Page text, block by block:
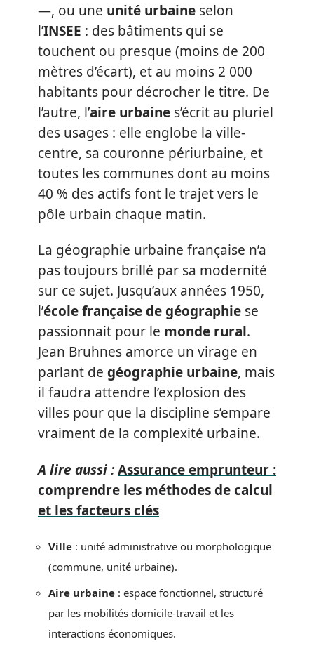
—, ou une unité urbaine selon
l’INSEE : des bâtiments qui se
touchent ou presque (moins de 200
mètres d’écart), et au moins 2 000
habitants pour décrocher le titre. De
l’autre, l’aire urbaine s’écrit au pluriel
des usages : elle englobe la ville-
centre, sa couronne périurbaine, et
toutes les communes dont au moins
40 % des actifs font le trajet vers le
pôle urbain chaque matin.
La géographie urbaine française n’a
pas toujours brillé par sa modernité
sur ce sujet. Jusqu’aux années 1950,
l’école française de géographie se
passionnait pour le monde rural.
Jean Bruhnes amorce un virage en
parlant de géographie urbaine, mais
il faudra attendre l’explosion des
villes pour que la discipline s’empare
vraiment de la complexité urbaine.
A lire aussi :Assurance emprunteur :
comprendre les méthodes de calcul
et les facteurs clés
Ville : unité administrative ou morphologique
(commune, unité urbaine).
Aire urbaine : espace fonctionnel, structuré
par les mobilités domicile-travail et les
interactions économiques.